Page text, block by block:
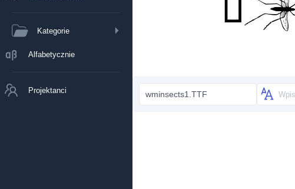
Kategorie
Alfabetycznie
Projektanci wminsects1.TTF